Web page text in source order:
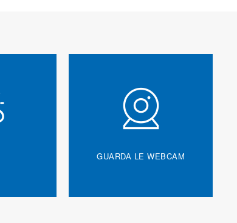
GUARDA LE WEBCAM